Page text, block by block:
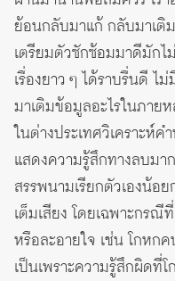
ย้อนกลับมาแก้ กลับมาเติ
เตรียมตัวซักซ้อมมาดีมัก
เรื่องยาว ๆ ได้ราบรื่นดี
มาเติมข้อมูลอะไรในภาย
ในต่างประเทศวิเคราะห์
แสดงความรู้สึกทางลบม
สรรพนามเรียกตัวเองน้อ
เต็มเสียง โดยเฉพาะกร
หรือละอายใจ เช่น โกหก
เป็นเพราะความรู้สึกผิดที่โ